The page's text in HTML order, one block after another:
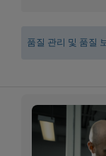
품질 관리 및 품질